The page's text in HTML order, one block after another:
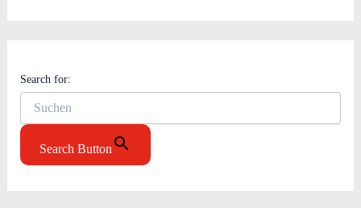
Search for:
Search Button